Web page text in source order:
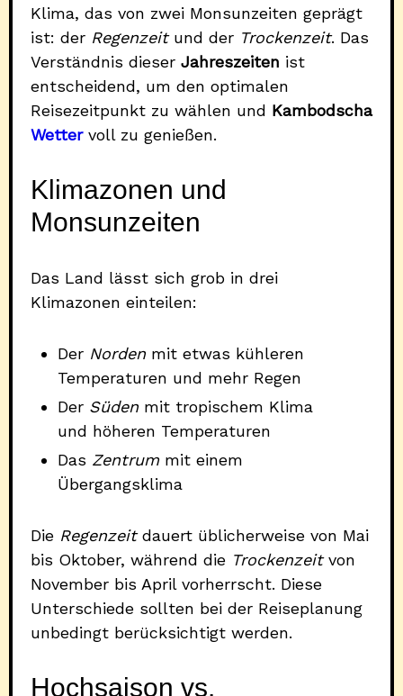
Klima, das von zwei Monsunzeiten geprägt
ist: der Regenzeitund der Trockenzeit. Das
Verständnis dieser Jahreszeiten ist
entscheidend, um den optimalen
Reisezeitpunkt zu wählen und Kambodscha
Wettervoll zu genießen.
Klimazonen und
Monsunzeiten
Das Land lässt sich grob in drei
Klimazonen einteilen:
Der Nordenmit etwas kühleren
Temperaturen und mehr Regen
Der Südenmit tropischem Klima
und höheren Temperaturen
Das Zentrummit einem
Übergangsklima
Die Regenzeitdauert üblicherweise von Mai
bis Oktober, während die Trockenzeitvon
November bis April vorherrscht. Diese
Unterschiede sollten bei der Reiseplanung
unbedingt berücksichtigt werden.
Hochsaison vs.